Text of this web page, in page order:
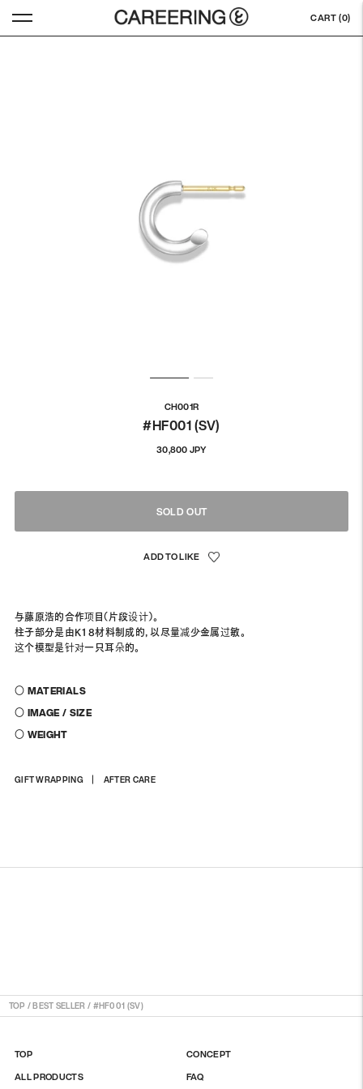
CART (0)
CH001R
#HF001 (SV)
30,800 JPY通
格
SOLD OUT
与藤原浩的合作项目（片段设计）。
柱子部分是由K18材料制成的，以尽量减少金属过敏。
这个模型是针对一只耳朵的。
〇 MATERIALS
〇 IMAGE / SIZE
〇 WEIGHT
GIFT WRAPPING AFTER CARE
商
TOP /BEST SELLER / #HF001 (SV)
TOP
ALL PRODUCTS
CONCEPT
FAQ